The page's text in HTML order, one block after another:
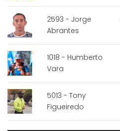
2593 - Jorge
Abrantes
1018 - Humberto
Vara
5013 - Tony
Figueiredo